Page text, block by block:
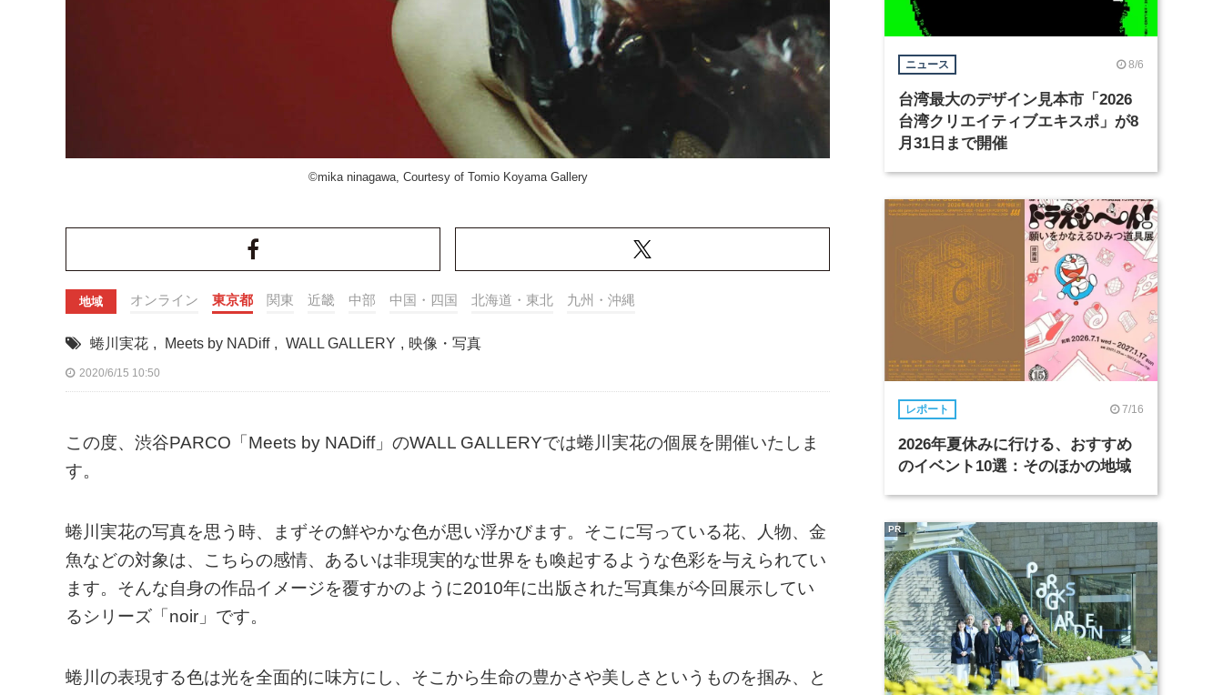
©mika ninagawa, Courtesy of Tomio Koyama Gallery
地域 オンライン 東京都 関東 近畿 中部 中国・四国 北海道・東北 九州・沖縄
蜷川実花 , Meets by NADiff , WALL GALLERY , 映像・写真
2020/6/15 10:50
この度、渋谷PARCO「Meets by NADiff」のWALL GALLERYでは蜷川実花の個展を開催いたしま
す。
蜷川実花の写真を思う時、まずその鮮やかな色が思い浮かびます。そこに写っている花、人物、金
魚などの対象は、こちらの感情、あるいは非現実的な世界をも喚起するような色彩を与えられてい
ます。そんな自身の作品イメージを覆すかのように2010年に出版された写真集が今回展示してい
るシリーズ「noir」です。
蜷川の表現する色は光を全面的に味方にし、そこから生命の豊かさや美しさというものを掴み、と
ニュース 8/6
台湾最大のデザイン見本市「2026
台湾クリエイティブエキスポ」が8
月31日まで開催
レポート 7/16
2026年夏休みに行ける、おすすめ
のイベント10選：そのほかの地域
PR